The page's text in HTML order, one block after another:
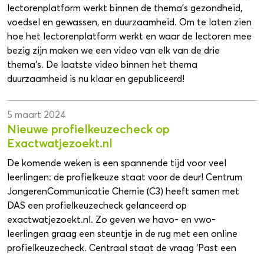
lectorenplatform werkt binnen de thema’s gezondheid,
voedsel en gewassen, en duurzaamheid. Om te laten zien
hoe het lectorenplatform werkt en waar de lectoren mee
bezig zijn maken we een video van elk van de drie
thema’s. De laatste video binnen het thema
duurzaamheid is nu klaar en gepubliceerd!
5 maart 2024
Nieuwe profielkeuzecheck op
Exactwatjezoekt.nl
De komende weken is een spannende tijd voor veel
leerlingen: de profielkeuze staat voor de deur! Centrum
JongerenCommunicatie Chemie (C3) heeft samen met
DAS een profielkeuzecheck gelanceerd op
exactwatjezoekt.nl. Zo geven we havo- en vwo-
leerlingen graag een steuntje in de rug met een online
profielkeuzecheck. Centraal staat de vraag ‘Past een